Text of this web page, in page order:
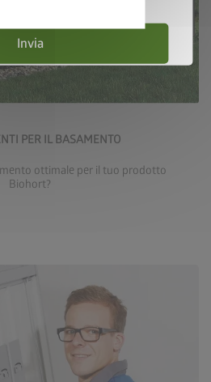
privacy
PER IL BASAMENTO
ottimale per il tuo prodotto
Biohort?
per il basamento
Invia